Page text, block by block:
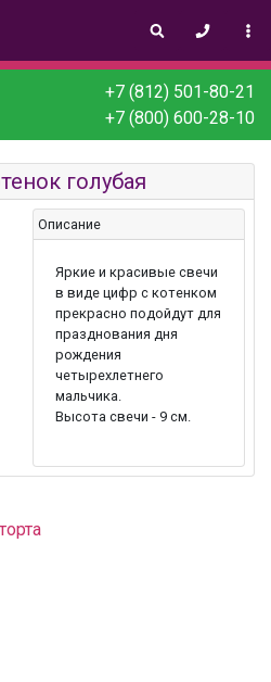
+7 (812) 501-80-21
+7 (800) 600-28-10
голубая
Описание
Яркие и красивые свечи
в виде цифр с котенком
прекрасно подойдут для
празднования дня
рождения
четырехлетнего
мальчика.
Высота свечи - 9 см.